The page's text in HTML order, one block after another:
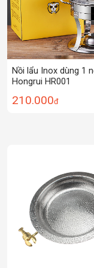
Nồi lẩu Inox dùng 1
Hongrui HR001
210.000đ